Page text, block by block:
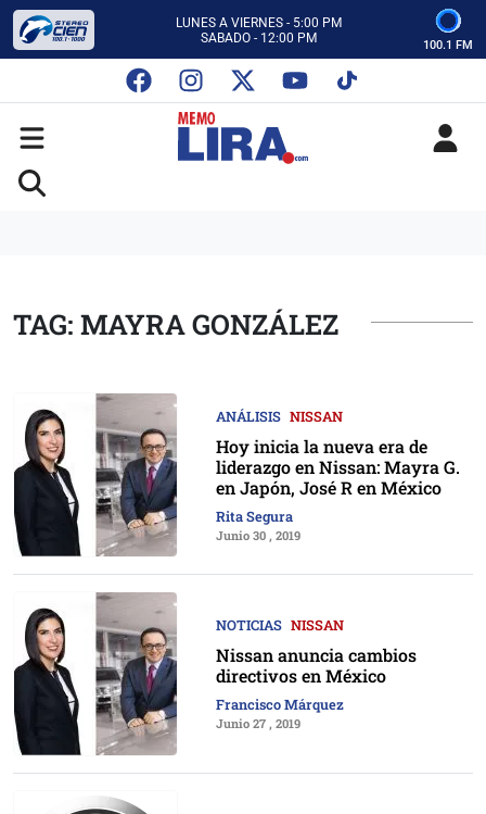
LUNES A VIERNES - 5:00 PM
SABADO - 12:00 PM
CON MEMO LIRA Y SU EQUIPO
LUNES A VIERNES - 5:00 PM
SABADO - 12:00 PM
100.1 FM
TAG: MAYRA GONZÁLEZ
ANÁLISIS NISSAN
Hoy inicia la nueva era de
liderazgo en Nissan: Mayra G.
en Japón, José R en México
Rita Segura
Junio 30 , 2019
NOTICIAS NISSAN
Nissan anuncia cambios
directivos en México
Francisco Márquez
Junio 27 , 2019